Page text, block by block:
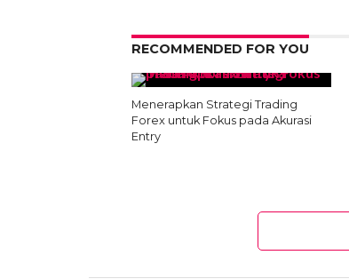
RECOMMENDED FOR YOU
Menerapkan Strategi Trading
Forex untuk Fokus pada Akurasi
Entry